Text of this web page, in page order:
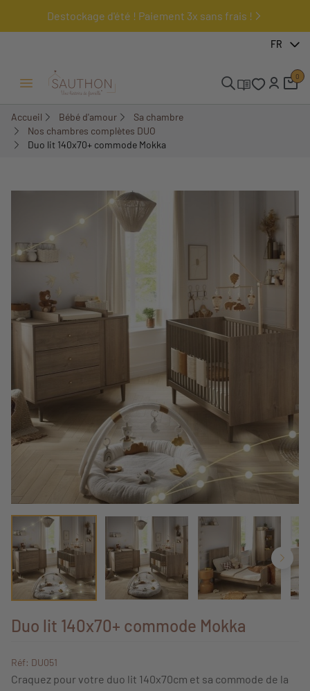
Destockage d'été ! Paiement 3x sans frais !
FR
Ouvrir/Fermer menu
0
Accueil Bébé d'amour
Sa chambre
Nos chambres complètes DUO
Duo lit 140x70+ commode Mokka
-19,37%
Duo lit 140x70+ commode Mokka
Réf: DU051
Craquez pour votre duo lit 140x70cm et sa commode de la